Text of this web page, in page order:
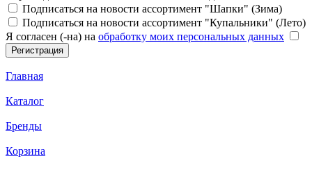
Подписаться на новости ассортимент "Шапки" (Зима)
Подписаться на новости ассортимент "Купальники" (Лето)
Я согласен (-на) на обработку моих персональных данных
Главная
Каталог
Бренды
Корзина